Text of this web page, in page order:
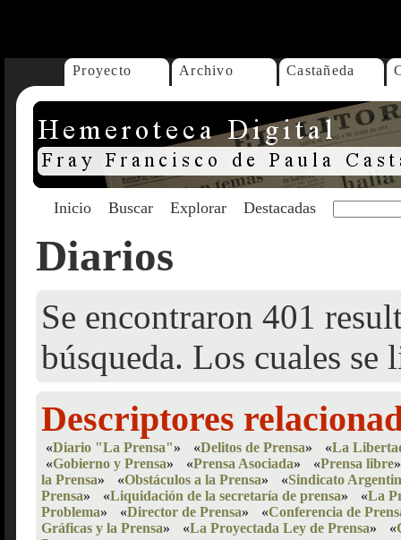
Proyecto Archivo Castañeda
Inicio Buscar Explorar Destacadas
Diarios
Se encontraron 401
búsqueda. Los cuales se
Descriptores
«Diario "La Prensa"» «Delitos de Prensa» «La
«Gobierno y Prensa» «Prensa Asociada» «Prensa libre»
la Prensa» «Obstáculos a la Prensa» «Sindicato
Prensa» «Liquidación de la secretaría de prensa» «La
Problema» «Director de Prensa» «Conferencia de
Gráficas y la Prensa» «La Proyectada Ley de Prensa» «